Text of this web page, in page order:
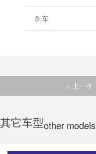
刹车
< 上一个
其它车型other models